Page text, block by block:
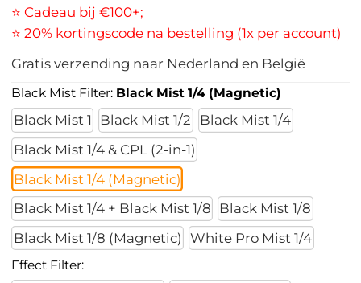
⭐ Cadeau bij €100+;
⭐ 20% kortingscode na bestelling (1x per account)
Gratis verzending naar Nederland en België
Black Mist Filter: Black Mist 1/4 (Magnetic)
Black Mist 1 Black Mist 1/2
Black Mist 1/4
Black Mist 1/4 & CPL (2-in-1)
Black Mist 1/4 (Magnetic)
Black Mist 1/4 + Black Mist 1/8
Black Mist 1/8
Black Mist 1/8 (Magnetic)
White Pro Mist 1/4
Effect Filter: